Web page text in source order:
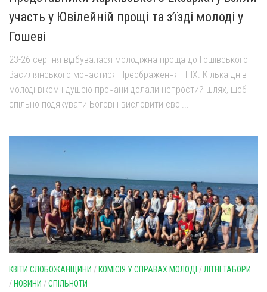
участь у Ювілейній прощі та з’їзді молоді у
Гошеві
23-26 серпня відбувалася молодіжна проща до Гошівського
Василіянського монастиря Преображення ГНІХ. Кілька днів
молоді віком і душею прочани долали непростий шлях, щоб
спільно подякувати Богові і висловити свої...
КВІТИ СЛОБОЖАНЩИНИ / КОМІСІЯ У СПРАВАХ МОЛОДІ /ЛІТНІ ТАБОРИ
/ НОВИНИ /СПІЛЬНОТИ